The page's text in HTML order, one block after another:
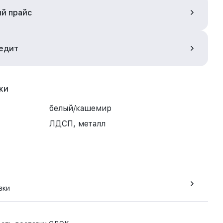
прайс
белый/кашемир
ЛДСП, металл